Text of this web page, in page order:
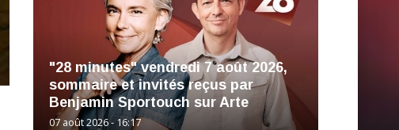
"28 minutes" vendredi 7 août 2026,
sommaire et invités reçus par
Benjamin Sportouch sur Arte
07 août 2026 - 16:17